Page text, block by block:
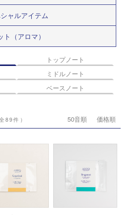
ャルアイテム
ト（アロマ）
トップノート
ミドルノート
ベースノート
89件） 価格順
50音順